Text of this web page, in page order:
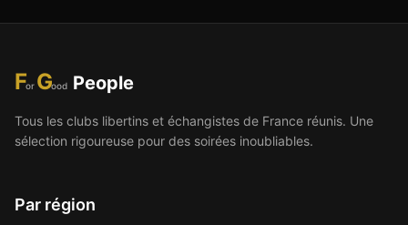
For Good People
Tous les clubs libertins et échangistes de France réunis. Une
sélection rigoureuse pour des soirées inoubliables.
Par région